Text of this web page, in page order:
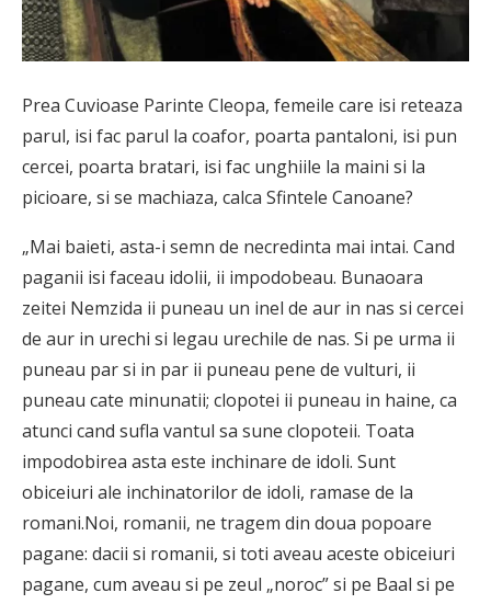
Prea Cuvioase Parinte Cleopa, femeile care isi reteaza
parul, isi fac parul la coafor, poarta pantaloni, isi pun
cercei, poarta bratari, isi fac unghiile la maini si la
picioare, si se machiaza, calca Sfintele Canoane?
„Mai baieti, asta-i semn de necredinta mai intai. Cand
paganii isi faceau idolii, ii impodobeau. Bunaoara
zeitei Nemzida ii puneau un inel de aur in nas si cercei
de aur in urechi si legau urechile de nas. Si pe urma ii
puneau par si in par ii puneau pene de vulturi, ii
puneau cate minunatii; clopotei ii puneau in haine, ca
atunci cand sufla vantul sa sune clopoteii. Toata
impodobirea asta este inchinare de idoli. Sunt
obiceiuri ale inchinatorilor de idoli, ramase de la
romani.Noi, romanii, ne tragem din doua popoare
pagane: dacii si romanii, si toti aveau aceste obiceiuri
pagane, cum aveau si pe zeul „noroc” si pe Baal si pe